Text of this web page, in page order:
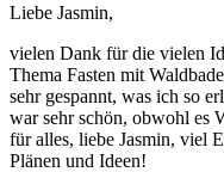
Liebe Jasmin,
vielen Dank für die vielen
Thema Fasten mit
sehr gespannt, was ich so
war sehr schön, obwohl es
für alles, liebe Jasmin, viel
Plänen und Ideen!